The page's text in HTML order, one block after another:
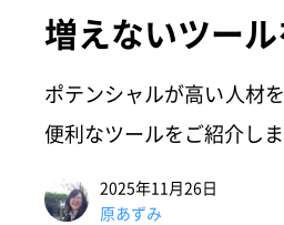
増えないツー
ポテンシャルが高い人材
便利なツールをご紹介しま
2025年11月26日
原あずみ